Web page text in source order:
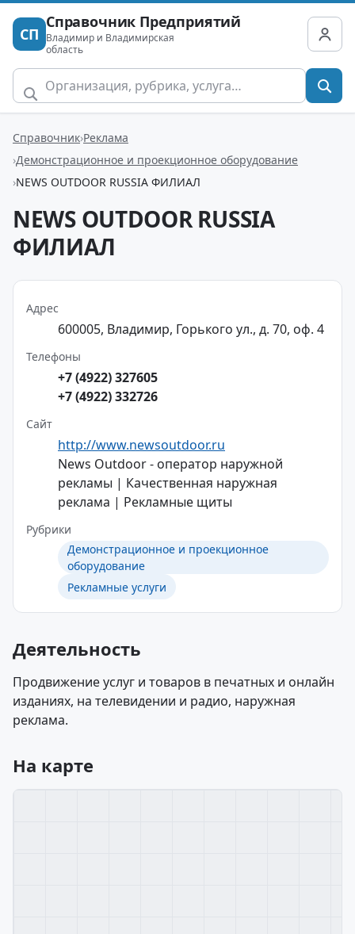
СП
Справочник Предприятий
Владимир и Владимирская
область
Справочник Реклама
Демонстрационное и проекционное оборудование
NEWS OUTDOOR RUSSIA ФИЛИАЛ
NEWS OUTDOOR RUSSIA
ФИЛИАЛ
Адрес
600005, Владимир, Горького ул., д. 70, оф. 4
Телефоны
+7 (4922) 327605
+7 (4922) 332726
Сайт
http://www.newsoutdoor.ru
News Outdoor - оператор наружной
рекламы | Качественная наружная
реклама | Рекламные щиты
Рубрики
Демонстрационное и проекционное
оборудование
Рекламные услуги
Деятельность
Продвижение услуг и товаров в печатных и онлайн
изданиях, на телевидении и радио, наружная
реклама.
На карте